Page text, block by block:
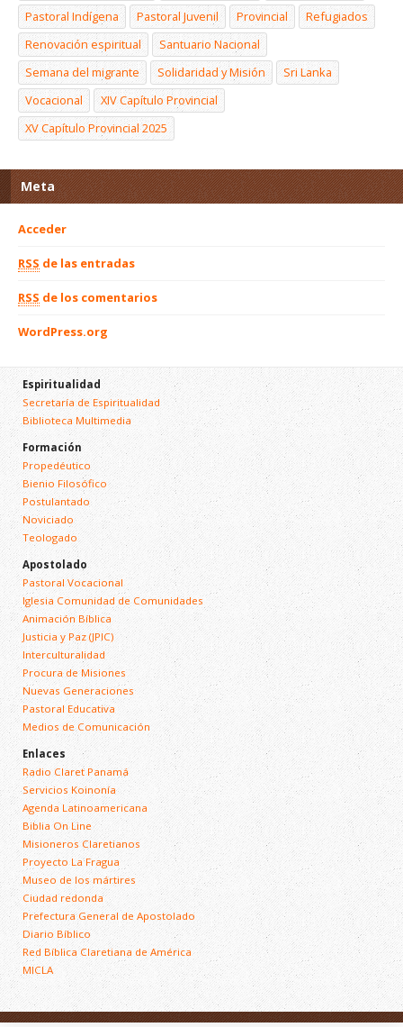
Pastoral Indígena
Pastoral Juvenil Provincial
Refugiados
Renovación espiritual
Santuario Nacional
Semana del migrante
Solidaridad y Misión
Sri Lanka
Vocacional
XIV Capítulo Provincial
XV Capítulo Provincial 2025
Meta
Acceder
RSS de las entradas
RSS de los comentarios
WordPress.org
Espiritualidad
Secretaría de Espiritualidad
Biblioteca Multimedia
Formación
Propedéutico
Bienio Filosófico
Postulantado
Noviciado
Teologado
Apostolado
Pastoral Vocacional
Iglesia Comunidad de Comunidades
Animación Bíblica
Justicia y Paz (JPIC)
Interculturalidad
Procura de Misiones
Nuevas Generaciones
Pastoral Educativa
Medios de Comunicación
Enlaces
Radio Claret Panamá
Servicios Koinonía
Agenda Latinoamericana
Biblia On Line
Misioneros Claretianos
Proyecto La Fragua
Museo de los mártires
Ciudad redonda
Prefectura General de Apostolado
Diario Bíblico
Red Bíblica Claretiana de América
MICLA